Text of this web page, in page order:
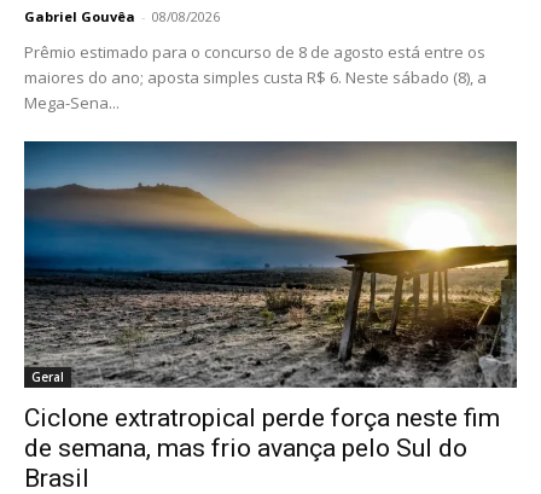
Gabriel Gouvêa - 08/08/2026
Prêmio estimado para o concurso de 8 de agosto está entre os
maiores do ano; aposta simples custa R$ 6. Neste sábado (8), a
Mega-Sena...
Geral
Ciclone extratropical perde força neste fim
de semana, mas frio avança pelo Sul do
Brasil